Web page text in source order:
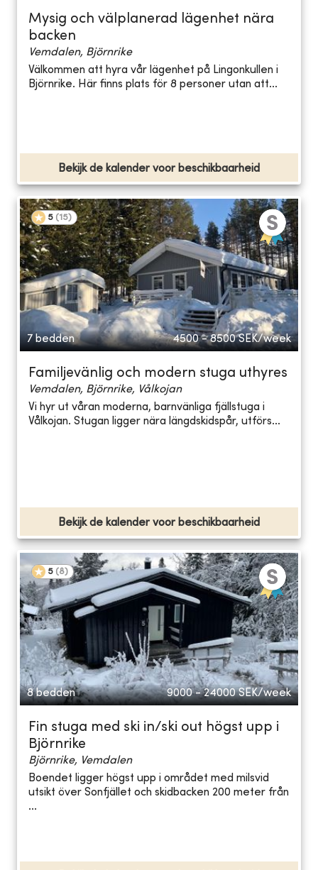
Mysig och välplanerad lägenhet nära
backen
Vemdalen, Björnrike
Välkommen att hyra vår lägenhet på Lingonkullen i
Björnrike. Här finns plats för 8 personer utan att...
Bekijk de kalender voor beschikbaarheid
5 (15)
7 bedden 4500 - 8500 SEK/week
Familjevänlig och modern stuga uthyres
Vemdalen, Björnrike, Vålkojan
Vi hyr ut våran moderna, barnvänliga fjällstuga i
Vålkojan. Stugan ligger nära längdskidspår, utförs...
Bekijk de kalender voor beschikbaarheid
5 (8)
8 bedden 9000 - 24000 SEK/week
Fin stuga med ski in/ski out högst upp i
Björnrike
Björnrike, Vemdalen
Boendet ligger högst upp i området med milsvid
utsikt över Sonfjället och skidbacken 200 meter från
...